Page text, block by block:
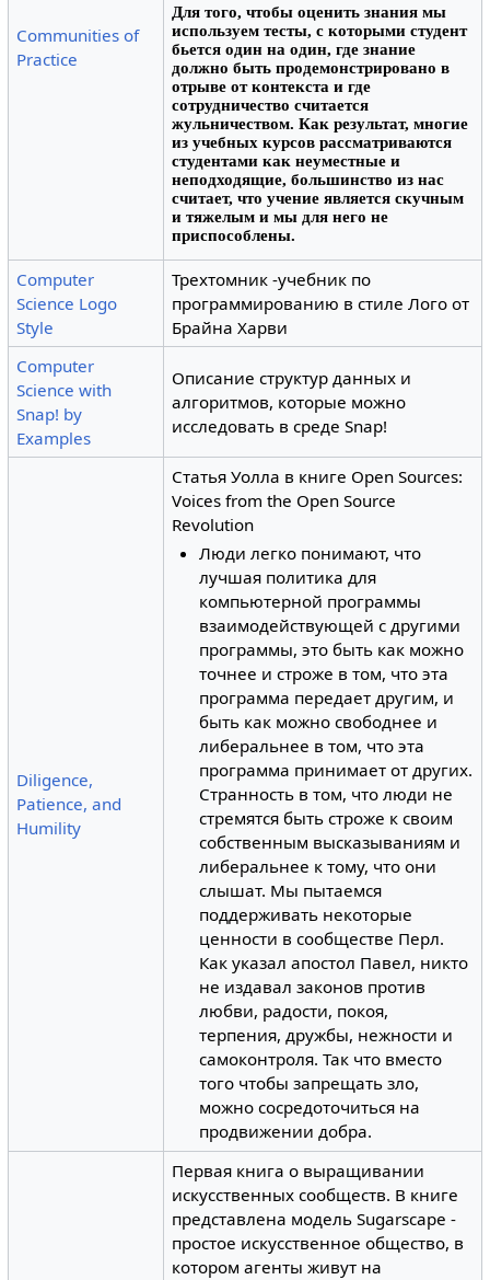
Communities of
Practice
Для того, чтобы оценить знания мы
используем тесты, с которыми студент
бьется один на один, где знание
должно быть продемонстрировано в
отрыве от контекста и где
сотрудничество считается
жульничеством. Как результат, многие
из учебных курсов рассматриваются
студентами как неуместные и
неподходящие, большинство из нас
считает, что учение является скучным
и тяжелым и мы для него не
приспособлены.
Computer
Science Logo
Style
Трехтомник -учебник по
программированию в стиле Лого от
Брайна Харви
Computer
Science with
Snap! by
Examples
Описание структур данных и
алгоритмов, которые можно
исследовать в среде Snap!
Diligence,
Patience, and
Humility
Статья Уолла в книге Open Sources:
Voices from the Open Source
Revolution
Люди легко понимают, что
лучшая политика для
компьютерной программы
взаимодействующей с другими
программы, это быть как можно
точнее и строже в том, что эта
программа передает другим, и
быть как можно свободнее и
либеральнее в том, что эта
программа принимает от других.
Странность в том, что люди не
стремятся быть строже к своим
собственным высказываниям и
либеральнее к тому, что они
слышат. Мы пытаемся
поддерживать некоторые
ценности в сообществе Перл.
Как указал апостол Павел, никто
не издавал законов против
любви, радости, покоя,
терпения, дружбы, нежности и
самоконтроля. Так что вместо
того чтобы запрещать зло,
можно сосредоточиться на
продвижении добра.
Первая книга о выращивании
искусственных сообществ. В книге
представлена модель Sugarscape -
простое искусственное общество, в
котором агенты живут на